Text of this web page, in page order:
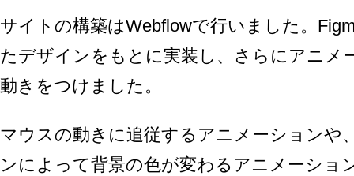
サイトの構築はWebflowで行いました。
たデザインをもとに実装し、さらにアニメ
動きをつけました。
マウスの動きに追従するアニメーションや
ンによって背景の色が変わるアニメーショ